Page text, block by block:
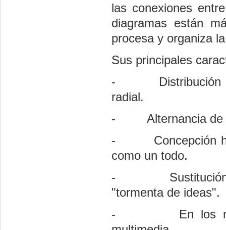
las conexiones
diagramas están
procesa y organiza
Sus principales
- Distribución
radial.
- Alternancia de
- Concepción
como un todo.
- Sustitución de
"tormenta de ideas".
- En los